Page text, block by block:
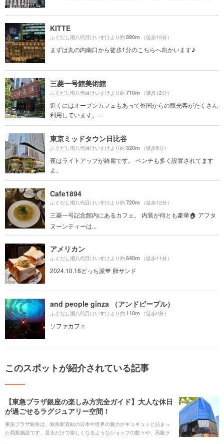
KITTE
ふぐだし潮八代目けいすけより約890m （徒歩15分）
まずは丸の内南口から徒歩1分のこちらへ向かいます♪
三菱一号館美術館
ふぐだし潮八代目けいすけより約710m （徒歩12分）
近くにはオープンカフェもあって外国からの観光客がたくさん
利用しています。...
東京ミッドタウン日比谷
ふぐだし潮八代目けいすけより約320m （徒歩6分）
夜はライトアップが綺麗です。 ベンチも多く設置されてます
よ。
Cafe1894
ふぐだし潮八代目けいすけより約720m （徒歩12分）
三菱一号記念館内にあるカフェ。 内装が何とも豪華🏠 アフタ
ヌーンティーは...
アメリカン
ふぐだし潮八代目けいすけより約640m （徒歩11分）
2024.10.18どっち派💙 卵サンド
and people ginza （アンドピープル）
ふぐだし潮八代目けいすけより約110m （徒歩2分）
ソファカフェ
このスポットが紹介されている記事
【東急プラザ銀座の楽しみ方完全ガイド】大人な休日
が過ごせるラグジュアリー空間！
東急プラザ銀座は、銀座駅直結の日本や世界の魅力がギュギュッと詰まっ
た商業施設です。見るだけで楽しくなるようなショップの数々や、高級ラ